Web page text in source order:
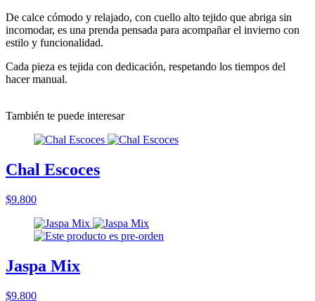
De calce cómodo y relajado, con cuello alto tejido que abriga sin
incomodar, es una prenda pensada para acompañar el invierno con
estilo y funcionalidad.
Cada pieza es tejida con dedicación, respetando los tiempos del
hacer manual.
También te puede interesar
Chal Escoces
$9.800
Jaspa Mix
$9.800